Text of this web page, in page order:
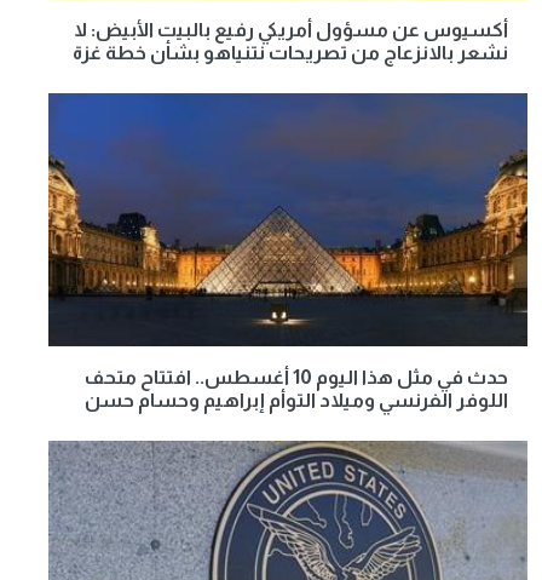
أكسيوس عن مسؤول أمريكي رفيع بالبيت الأبيض: لا
نشعر بالانزعاج من تصريحات نتنياهو بشأن خطة غزة
حدث في مثل هذا اليوم 10 أغسطس.. افتتاح متحف
اللوفر الفرنسي وميلاد التوأم إبراهيم وحسام حسن